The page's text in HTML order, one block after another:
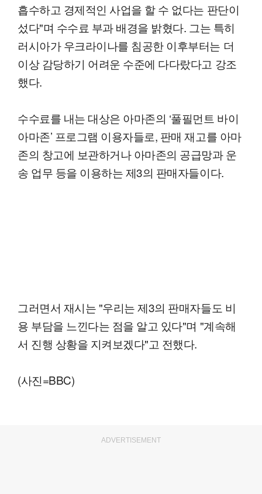
흡수하고 경제적인 사업을 할 수 없다는 판단이
섰다"며 수수료 부과 배경을 밝혔다. 그는 특히
러시아가 우크라이나를 침공한 이후부터는 더
이상 감당하기 어려운 수준에 다다랐다고 강조
했다.
수수료를 내는 대상은 아마존의 ‘풀필먼트 바이
아마존’ 프로그램 이용자들로, 판매 재고를 아마
존의 창고에 보관하거나 아마존의 공급망과 운
송 업무 등을 이용하는 제3의 판매자들이다.
그러면서 재시는 "우리는 제3의 판매자들도 비
용 부담을 느낀다는 점을 알고 있다"며 "계속해
서 진행 상황을 지켜보겠다"고 전했다.
(사진=BBC)
ADVERTISEMENT